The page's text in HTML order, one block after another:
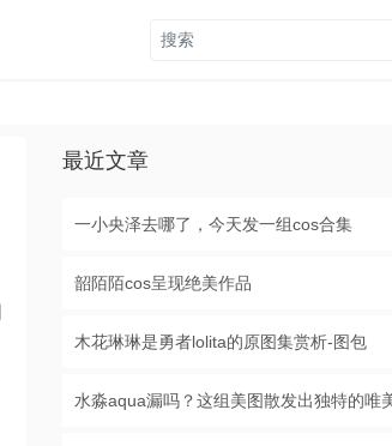
最近文章
一小央泽去哪了，今天发一组cos合集
韶陌陌cos呈现绝美作品
木花琳琳是勇者lolita的原图集赏析-图包
水淼aqua漏吗？这组美图散发出独特的唯